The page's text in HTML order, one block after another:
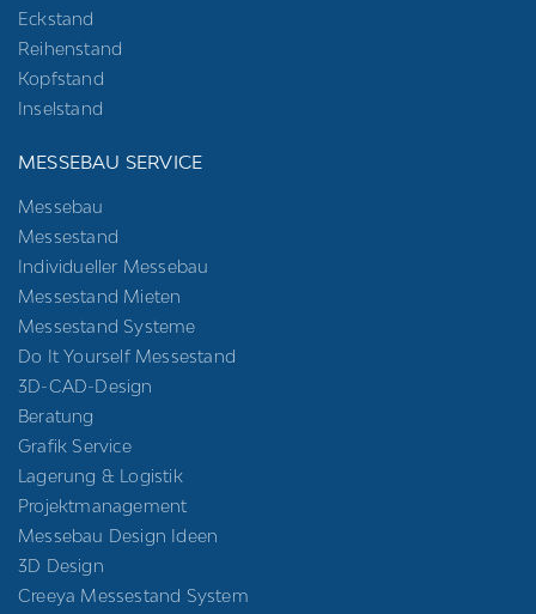
Eckstand
Reihenstand
Kopfstand
Inselstand
MESSEBAU SERVICE
Messebau
Messestand
Individueller Messebau
Messestand Mieten
Messestand Systeme
Do It Yourself Messestand
3D-CAD-Design
Beratung
Grafik Service
Lagerung & Logistik
Projektmanagement
Messebau Design Ideen
3D Design
Creeya Messestand System